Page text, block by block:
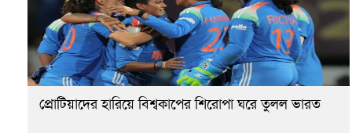
প্রোটিয়াদের হারিয়ে বিশ্বকাপের শিরোপা ঘরে তুলল ভারত